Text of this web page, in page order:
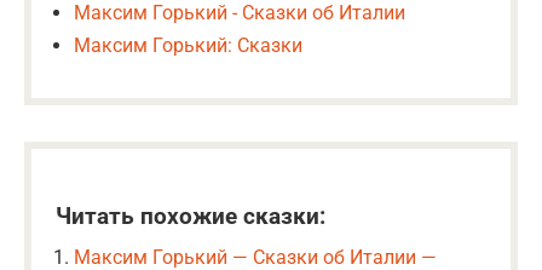
Максим Горький - Сказки об Италии
Максим Горький: Сказки
Читать похожие сказки:
Максим Горький — Сказки об Италии —